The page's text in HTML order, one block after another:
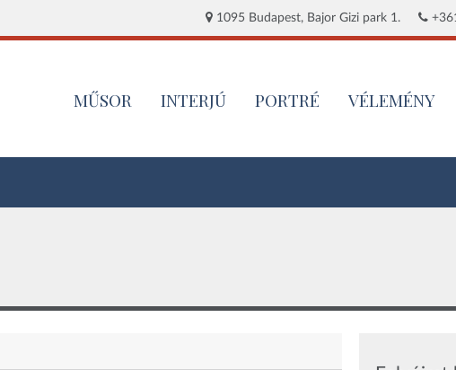
1095 Budapest, Bajor Gizi park 1.
MŰSOR INTERJÚ PORTRÉ VÉLEMÉNY